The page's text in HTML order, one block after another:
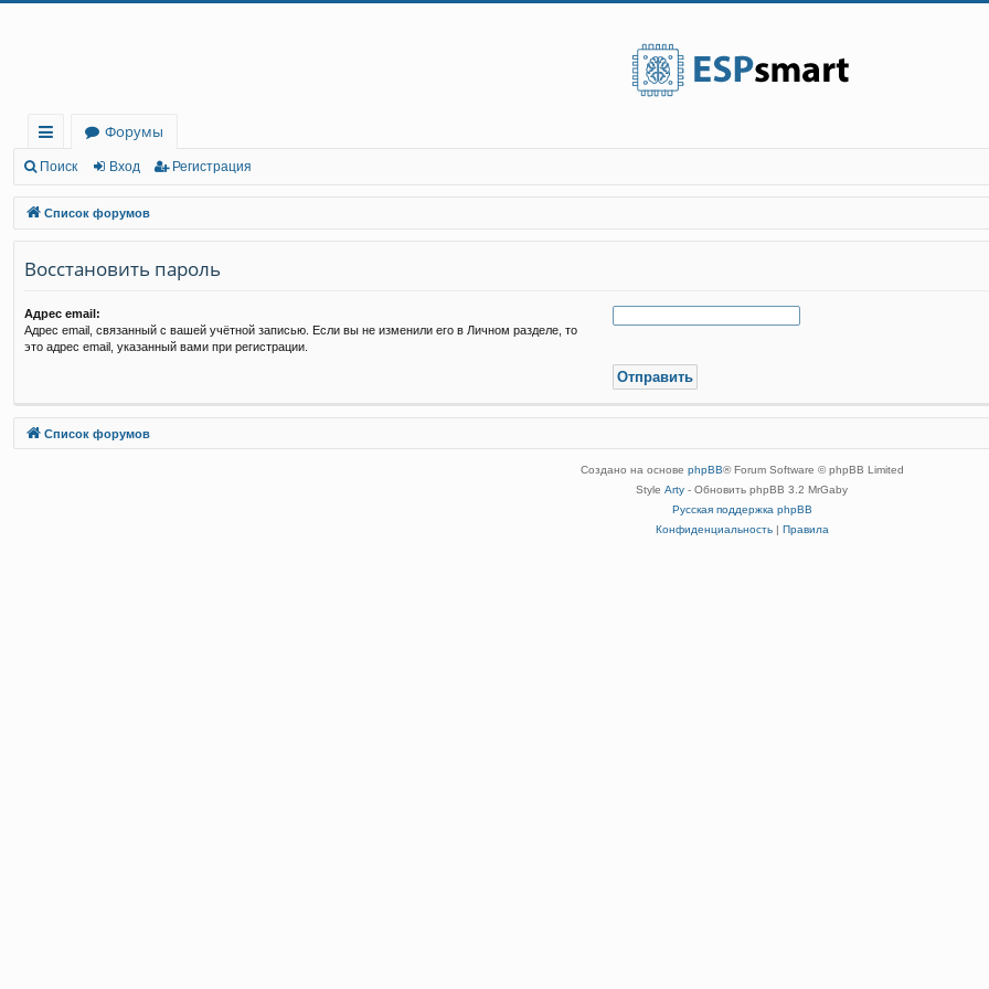
с
ы
лк
и
Форумы
Поиск Вход Регистрация
Список форумов
Восстановить пароль
Адрес email:
Адрес email, связанный с вашей учётной записью. Если вы не изменили его в Личном разделе, то
это адрес email, указанный вами при регистрации.
Список форумов
Связаться с
Создано на основе phpBB® Forum Software © phpBB Limited
Style Arty - Обновить phpBB 3.2 MrGaby
Русская поддержка phpBB
Конфиденциальность| Правила